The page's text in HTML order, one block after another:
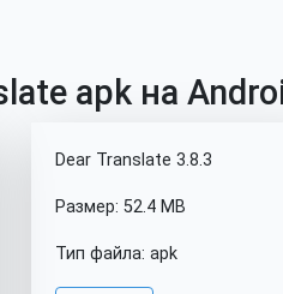
apk на
Dear Translate 3.8.3
Размер: 52.4 MB
Тип файла: apk